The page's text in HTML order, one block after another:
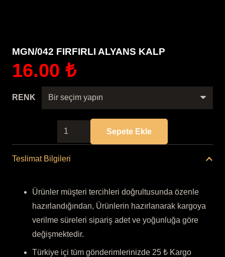
MGN/042 FIRFIRLI ALYANS KALP
16.00 ₺
RENK
MGN/042
ALYANS
Sepete Ekle
Teslimat Bilgileri
Ürünler müşteri tercihleri doğrultusunda özenle
hazırlandığından, Ürünlerin hazırlanarak kargoya
verilme süreleri sipariş adet ve yoğunluğa göre
değişmektedir.
Türkiye içi tüm gönderimlerinizde 25 ₺ Kargo